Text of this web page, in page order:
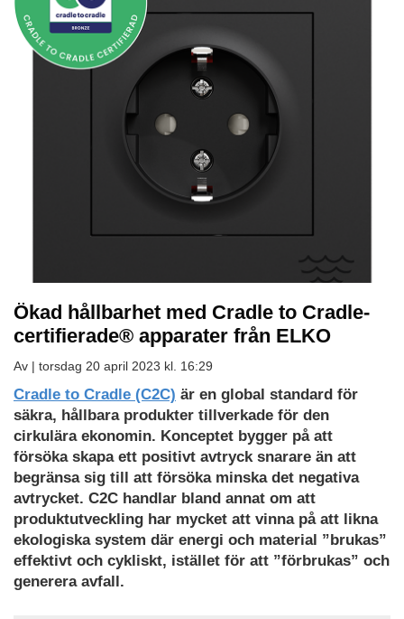
Ökad hållbarhet med Cradle to Cradle-
certifierade® apparater från ELKO
Av | torsdag 20 april 2023 kl. 16:29
Ladda
ned
som
PDF
Cradle
to
Cradle
(C2C)
är
en
global
standard
för
säkra,
hållbara
Ladda
ned
som
PDF
Cradle to Cradle (C2C) är en global standard för
säkra, hållbara produkter tillverkade för den
cirkulära ekonomin. Konceptet bygger på att
försöka skapa ett positivt avtryck snarare än att
begränsa sig till att försöka minska det negativa
avtrycket. C2C handlar bland annat om att
produktutveckling har mycket att vinna på att likna
ekologiska system där energi och material ”brukas”
effektivt och cykliskt, istället för att ”förbrukas” och
generera avfall.